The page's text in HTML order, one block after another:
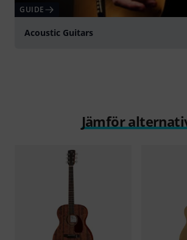
GUIDE
Acoustic Guitars
Jämför